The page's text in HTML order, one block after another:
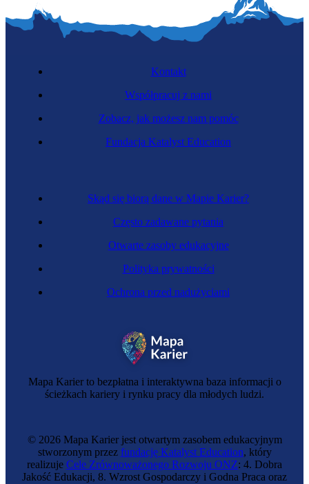
Zawód regulowany
Inżynier napędów wodorowych
Mapa Karier to bezpłatna i interaktywna baza informacji o
ścieżkach kariery i rynku pracy dla młodych ludzi.
Skąd się biorą dane w Mapie Karier?
Często zadawane pytania
Otwarte zasoby edukacyjne
Polityka prywatności
Ochrona przed nadużyciami
Kontakt
Współpracuj z nami
Zobacz, jak możesz nam pomóc
Fundacja Katalyst Education
© 2026 Mapa Karier jest otwartym zasobem edukacyjnym
stworzonym przez fundację Katalyst Education, który
realizuje Cele Zrównoważonego Rozwoju ONZ: 4. Dobra
Jakość Edukacji, 8. Wzrost Gospodarczy i Godna Praca oraz